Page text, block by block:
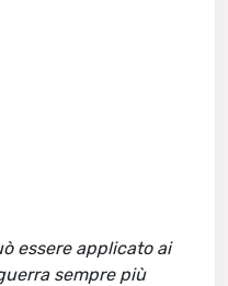
essere applicato ai
sempre più